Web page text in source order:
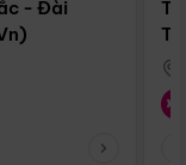
- Đài